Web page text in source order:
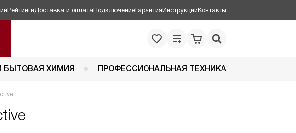
Рейтинги Доставка и оплатаПодключениеГарантияИнструкцииКонтакты
БЫТОВАЯ ХИМИЯ ПРОФЕССИОНАЛЬНАЯ ТЕХНИКА